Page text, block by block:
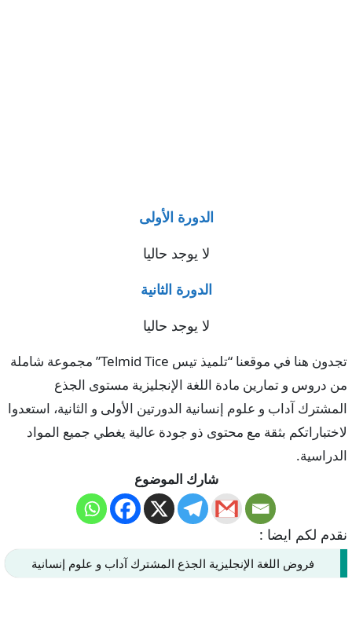
الدورة الأولى
لا يوجد حاليا
الدورة الثانية
لا يوجد حاليا
تجدون هنا في موقعنا “تلميذ تيس Telmid Tice” مجموعة شاملة
من دروس و تمارين مادة اللغة الإنجليزية مستوى الجذع
المشترك آداب و علوم إنسانية الدورتين الأولى و الثانية، استعدوا
لاختباراتكم بثقة مع محتوى ذو جودة عالية يغطي جميع المواد
الدراسية.
شارك الموضوع
نقدم لكم ايضا :
فروض اللغة الإنجليزية الجذع المشترك آداب و علوم إنسانية